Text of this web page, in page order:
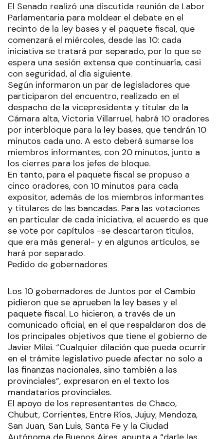
El Senado realizó una discutida reunión de Labor
Parlamentaria para moldear el debate en el
recinto de la ley bases y el paquete fiscal, que
comenzará el miércoles, desde las 10: cada
iniciativa se tratará por separado, por lo que se
espera una sesión extensa que continuaría, casi
con seguridad, al día siguiente.
Según informaron un par de legisladores que
participaron del encuentro, realizado en el
despacho de la vicepresidenta y titular de la
Cámara alta, Victoria Villarruel, habrá 10 oradores
por interbloque para la ley bases, que tendrán 10
minutos cada uno. A esto deberá sumarse los
miembros informantes, con 20 minutos, junto a
los cierres para los jefes de bloque.
En tanto, para el paquete fiscal se propuso a
cinco oradores, con 10 minutos para cada
expositor, además de los miembros informantes
y titulares de las bancadas. Para las votaciones
en particular de cada iniciativa, el acuerdo es que
se vote por capítulos -se descartaron títulos,
que era más general- y en algunos artículos, se
hará por separado.
Pedido de gobernadores
Los 10 gobernadores de Juntos por el Cambio
pidieron que se aprueben la ley bases y el
paquete fiscal. Lo hicieron, a través de un
comunicado oficial, en el que respaldaron dos de
los principales objetivos que tiene el gobierno de
Javier Milei. “Cualquier dilación que pueda ocurrir
en el trámite legislativo puede afectar no solo a
las finanzas nacionales, sino también a las
provinciales”, expresaron en el texto los
mandatarios provinciales.
El apoyo de los representantes de Chaco,
Chubut, Corrientes, Entre Ríos, Jujuy, Mendoza,
San Juan, San Luis, Santa Fe y la Ciudad